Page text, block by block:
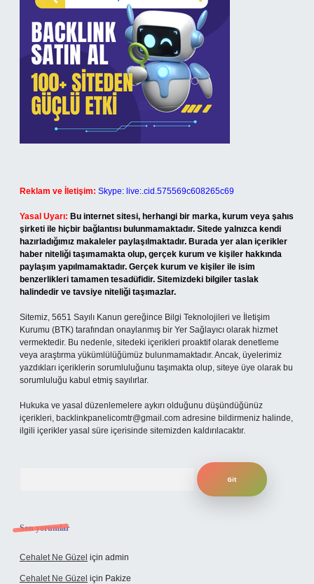
Reklam ve İletişim: Skype: live:.cid.575569c608265c69
Yasal Uyarı: Bu internet sitesi, herhangi bir marka, kurum veya şahıs
şirketi ile hiçbir bağlantısı bulunmamaktadır. Sitede yalnızca kendi
hazırladığımız makaleler paylaşılmaktadır. Burada yer alan içerikler
haber niteliği taşımamakta olup, gerçek kurum ve kişiler hakkında
paylaşım yapılmamaktadır. Gerçek kurum ve kişiler ile isim
benzerlikleri tamamen tesadüfidir. Sitemizdeki bilgiler taslak
halindedir ve tavsiye niteliği taşımazlar.
Sitemiz, 5651 Sayılı Kanun gereğince Bilgi Teknolojileri ve İletişim
Kurumu (BTK) tarafından onaylanmış bir Yer Sağlayıcı olarak hizmet
vermektedir. Bu nedenle, sitedeki içerikleri proaktif olarak denetleme
veya araştırma yükümlülüğümüz bulunmamaktadır. Ancak, üyelerimiz
yazdıkları içeriklerin sorumluluğunu taşımakta olup, siteye üye olarak bu
sorumluluğu kabul etmiş sayılırlar.
Hukuka ve yasal düzenlemelere aykırı olduğunu düşündüğünüz
içerikleri, backlinkpanelicomtr@gmail.com adresine bildirmeniz halinde,
ilgili içerikler yasal süre içerisinde sitemizden kaldırılacaktır.
Son yorumlar
Cehalet Ne Güzel için admin
Cehalet Ne Güzel için Pakize